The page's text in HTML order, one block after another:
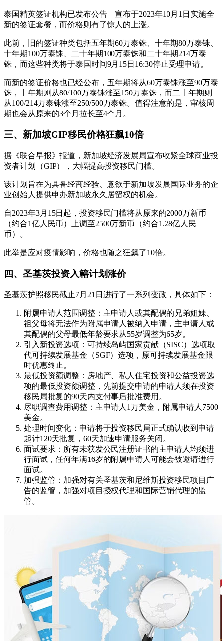
泰国精英签证机构已发布公告，宣布于2023年10月1日实施全
新的签证套餐，而价格则有了惊人的上涨。
此前，旧的签证种类包括五年期60万泰铢、十年期80万泰铢、
十年期100万泰铢、二十年期100万泰铢和二十年期214万泰
铢，而这些种类将于泰国时间9月15日16:30停止受理申请。
而新的签证价格也已经公布，五年期将从60万泰铢涨至90万泰
铢，十年期则从80/100万泰铢涨至150万泰铢，而二十年期则
从100/214万泰铢涨至250/500万泰铢。值得注意的是，审核周
期也会从原来的3个月拉长至4个月。
三、新加坡GIP移民价格狂飙10倍
据《联合早报》报道，新加坡经济发展局宣布收紧全球商业投
资者计划（GIP），大幅提高投资移民门槛。
该计划旨在为具备经商经验、意欲于新加坡发展国际业务的企
业创始人提供申办新加坡永久居留权的机会。
自2023年3月15日起，投资移民门槛将从原来的2000万新币
（约合1亿人民币）上调至2500万新币（约合1.28亿人民
币）。
此举是应对疫情影响，价格也随之狂飙了10倍。
四、圣基茨投资入籍计划涨价
圣基茨护照移民截止7月21日进行了一系列变政，具体如下：
附属申请人范围调整：主申请人或其配偶的兄弟姐妹、
祖父母将无法作为附属申请人被纳入申请，主申请人或
其配偶的父母最低年龄要求从55岁调整为65岁。
引入新投资选项：可持续岛屿国家贡献（SISC）选项取
代可持续发展基金（SGF）选项，原可持续发展基金限
时优惠终止。
最低投资额调整：房地产、私人住宅投资和公益投资选
项的最低投资额调整，先前提交申请的申请人须在投资
移民局批复的90天内支付事后批准费用。
尽职调查费用调整：主申请人1万美金，附属申请人7500
美金。
处理时间变化：申请将于投资移民局正式确认收到申请
起计120天批复，60天加速申请服务关闭。
面试要求：所有未获发公民注册证书的主申请人均须进
行面试，任何年满16岁的附属申请人可能会被邀请进行
面试。
加强监管：加强对有关圣基茨和尼维斯投资移民项目广
告的监管，加强对项目授权代理和国际营销代理的监
管。